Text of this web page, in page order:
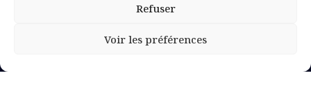
Refuser
Voir les préférences